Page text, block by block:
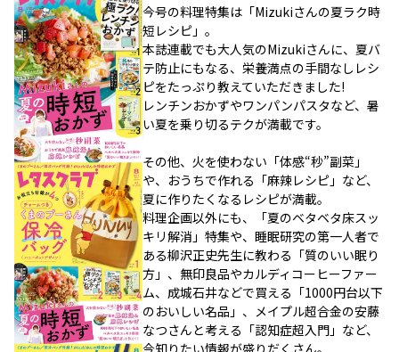
今号の料理特集は「Mizukiさんの夏ラク時
短レシピ」。
本誌連載でも大人気のMizukiさんに、夏バ
テ防止にもなる、栄養満点の手間なしレシ
ピをたっぷり教えていただきました!
レンチンおかずやワンパンパスタなど、暑
い夏を乗り切るテクが満載です。
その他、火を使わない「体感“秒”副菜」
や、おうちで作れる「麻辣レシピ」など、
夏に作りたくなるレシピが満載。
料理企画以外にも、「夏のベタベタ床スッ
キリ解消」特集や、睡眠研究の第一人者で
ある柳沢正史先生に教わる「質のいい眠り
方」、無印良品やカルディコーヒーファー
ム、成城石井などで買える「1000円台以下
のおいしい名品」、メイプル超合金の安藤
なつさんと考える「認知症超入門」など、
今知りたい情報が盛りだくさん。